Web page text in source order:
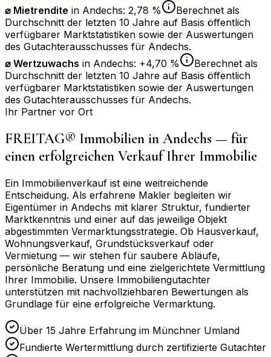
⌀ Mietrendite in Andechs: 2,78 %
Berechnet als
Durchschnitt der letzten 10 Jahre auf Basis öffentlich
verfügbarer Marktstatistiken sowie der Auswertungen
des Gutachterausschusses für Andechs.
⌀ Wertzuwachs in Andechs: +4,70 %
Berechnet als
Durchschnitt der letzten 10 Jahre auf Basis öffentlich
verfügbarer Marktstatistiken sowie der Auswertungen
des Gutachterausschusses für Andechs.
Ihr Partner vor Ort
FREITAG® Immobilien in Andechs — für
einen erfolgreichen Verkauf Ihrer Immobilie
Ein Immobilienverkauf ist eine weitreichende
Entscheidung. Als erfahrene Makler begleiten wir
Eigentümer in Andechs mit klarer Struktur, fundierter
Marktkenntnis und einer auf das jeweilige Objekt
abgestimmten Vermarktungsstrategie. Ob Hausverkauf,
Wohnungsverkauf, Grundstücksverkauf oder
Vermietung — wir stehen für saubere Abläufe,
persönliche Beratung und eine zielgerichtete Vermittlung
Ihrer Immobilie. Unsere Immobiliengutachter
unterstützen mit nachvollziehbaren Bewertungen als
Grundlage für eine erfolgreiche Vermarktung.
Über 15 Jahre Erfahrung im Münchner Umland
Fundierte Wertermittlung durch zertifizierte Gutachter